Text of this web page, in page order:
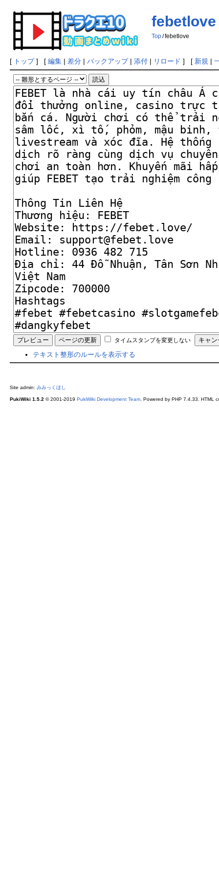
febetlove
Top /febetlove
[ トップ] [ 編集| 差分| バックアップ| 添付| リロード ] [ 新規 |
タイムスタンプを変更しない
テキスト整形のルールを表示する
Site admin: みみっくほし
PukiWiki 1.5.2 © 2001-2019 PukiWiki Development Team. Powered by PHP 7.4.33. HTML